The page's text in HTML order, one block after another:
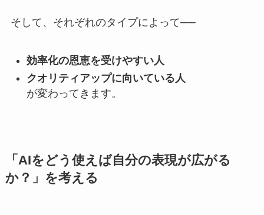
そして、それぞれのタイプによって──
効率化の恩恵を受けやすい人
クオリティアップに向いている人
が変わってきます。
「AIをどう使えば自分の表現が広がる
か？」を考える